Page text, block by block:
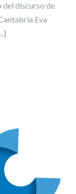
del discurso de
Eva